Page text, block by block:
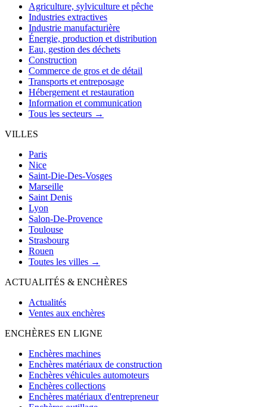
Agriculture, sylviculture et pêche
Industries extractives
Industrie manufacturière
Énergie, production et distribution
Eau, gestion des déchets
Construction
Commerce de gros et de détail
Transports et entreposage
Hébergement et restauration
Information et communication
Tous les secteurs →
VILLES
Paris
Nice
Saint-Die-Des-Vosges
Marseille
Saint Denis
Lyon
Salon-De-Provence
Toulouse
Strasbourg
Rouen
Toutes les villes →
ACTUALITÉS & ENCHÈRES
Actualités
Ventes aux enchères
ENCHÈRES EN LIGNE
Enchères machines
Enchères matériaux de construction
Enchères véhicules automoteurs
Enchères collections
Enchères matériaux d'entrepreneur